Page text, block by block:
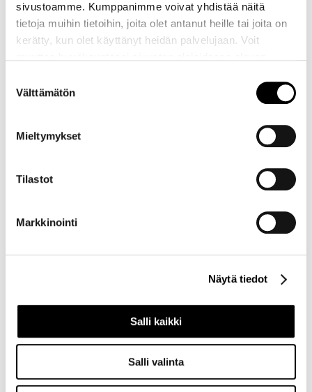
sivustoamme. Kumppanimme voivat yhdistää näitä
tietoja muihin tietoihin, joita olet antanut heille tai joita on
kerätty, kun olet käyttänyt heidän palvelujaan. Voit
valinta
Välttämätön
Mieltymykset
Tilastot
Markkinointi
Näytä tiedot
Salli kaikki
Salli valinta